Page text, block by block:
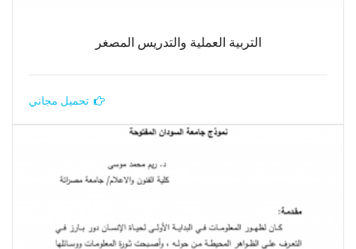
التربية العملية والتدريس المصغر
تحميل مجاني